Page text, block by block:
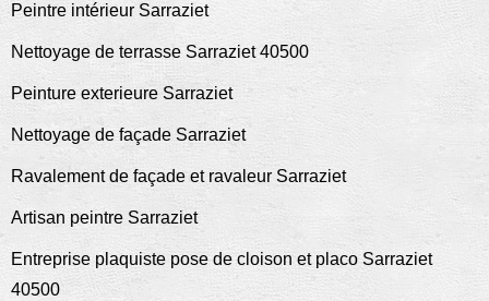
Peintre intérieur Sarraziet
Nettoyage de terrasse Sarraziet 40500
Peinture exterieure Sarraziet
Nettoyage de façade Sarraziet
Ravalement de façade et ravaleur Sarraziet
Artisan peintre Sarraziet
Entreprise plaquiste pose de cloison et placo Sarraziet
40500